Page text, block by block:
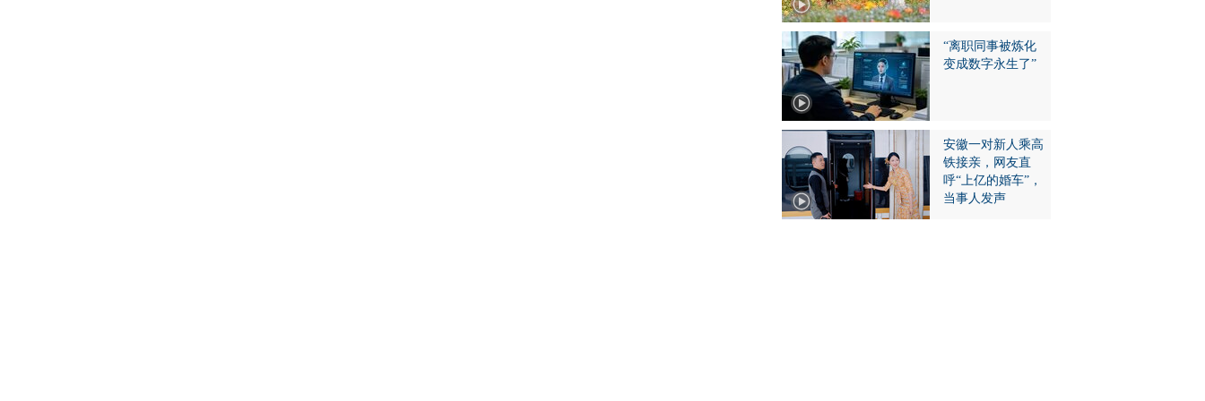
“离职同事被炼化
变成数字永生了”
安徽一对新人乘高
铁接亲，网友直
呼“上亿的婚车”，
当事人发声